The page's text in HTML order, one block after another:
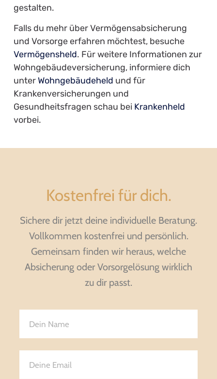
gestalten.
Falls du mehr über Vermögensabsicherung
und Vorsorge erfahren möchtest, besuche
Vermögensheld. Für weitere Informationen zur
Wohngebäudeversicherung, informiere dich
unter Wohngebäudeheld und für
Krankenversicherungen und
Gesundheitsfragen schau bei Krankenheld
vorbei.
Kostenfrei für dich.
Sichere dir jetzt deine individuelle Beratung.
Vollkommen kostenfrei und persönlich.
Gemeinsam finden wir heraus, welche
Absicherung oder Vorsorgelösung wirklich
zu dir passt.